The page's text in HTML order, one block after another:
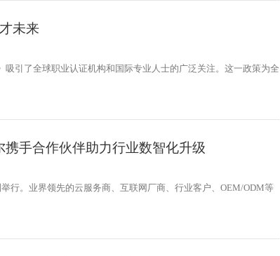
未来
引了全球职业认证机构和国际专业人士的广泛关注。这一政策为全
手合作伙伴助力行业数智化升级
行。业界领先的云服务商、互联网厂商、行业客户、OEM/ODM等